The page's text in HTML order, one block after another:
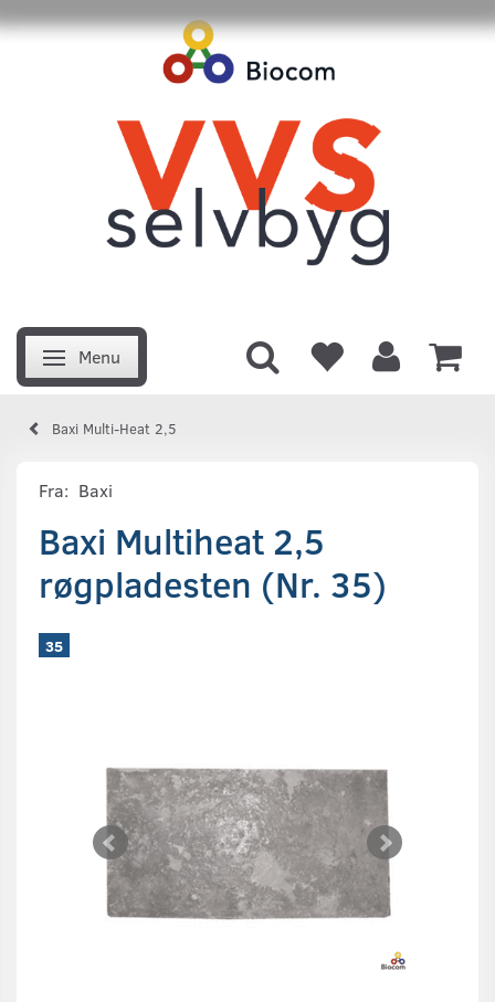
Skifte navigation
Menu
Baxi Multi-Heat 2,5
Fra: Baxi
Baxi Multiheat 2,5
røgpladesten (Nr. 35)
35